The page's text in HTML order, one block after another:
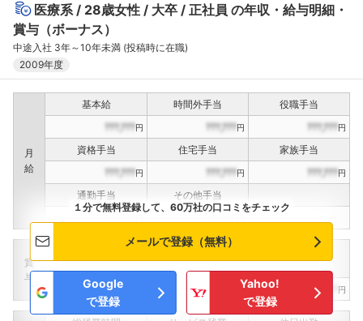
医療系 28歳女性 大卒 正社員 の年収・給与明細・
賞与（ボーナス）
中途入社 3年～10年未満 (投稿時に在職)
2009年度
月
給
基本給 時間外手当
役職手当
???,???円 ???,???円 ???,???円
資格手当 住宅手当
家族手当
???,???円 ???,???円 ???,???円
通勤手当
その他手当
賞
与
インセンティブ賞与
決算賞与
???,??? ???,??? 円 ???,??? 円
１分で無料登録して、60万社の口コミをチェック
メールで登録（無料）
Google
で登録
Yahoo!
で登録